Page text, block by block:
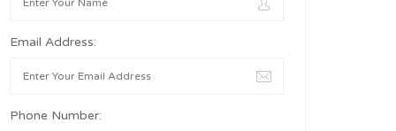
Email Address:
Phone Number: